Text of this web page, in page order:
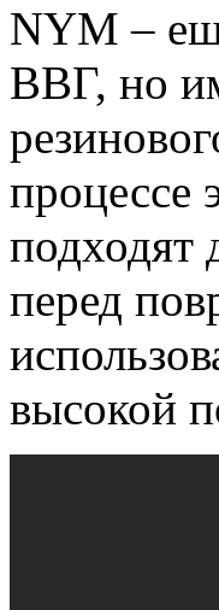
NYM –
ВВГ, но
процессе
подходят
перед
высокой